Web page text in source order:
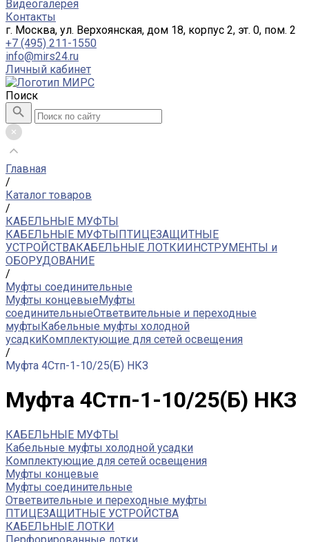
Видеогалерея
Контакты
г. Москва, ул. Верхоянская, дом 18, корпус 2, эт. 0, пом. 2
+7 (495) 211-1550
info@mirs24.ru
Личный кабинет
Поиск
Главная
/
Каталог товаров
/
КАБЕЛЬНЫЕ МУФТЫ
КАБЕЛЬНЫЕ МУФТЫПТИЦЕЗАЩИТНЫЕ
УСТРОЙСТВАКАБЕЛЬНЫЕ ЛОТКИИНСТРУМЕНТЫ и
ОБОРУДОВАНИЕ
/
Муфты соединительные
Муфты концевыеМуфты
соединительныеОтветвительные и переходные
муфтыКабельные муфты холодной
усадкиКомплектующие для сетей освещения
/
Муфта 4Стп-1-10/25(Б) НКЗ
Муфта 4Стп-1-10/25(Б) НКЗ
КАБЕЛЬНЫЕ МУФТЫ
Кабельные муфты холодной усадки
Комплектующие для сетей освещения
Муфты концевые
Муфты соединительные
Ответвительные и переходные муфты
ПТИЦЕЗАЩИТНЫЕ УСТРОЙСТВА
КАБЕЛЬНЫЕ ЛОТКИ